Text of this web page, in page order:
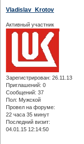
Vladislav_Krotov
Активный участник
Зарегистрирован: 26.11.13
Приглашений: 0
Сообщений: 37
Пол: Мужской
Провел на форуме:
22 часа 35 минут
Последний визит:
04.01.15 12:14:50